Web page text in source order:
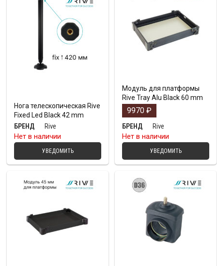
Нога телескопическая Rive
Fixed Led Black 42 mm
БРЕНД
Rive
Нет в наличии
УВЕДОМИТЬ
Модуль для платформы
Rive Tray Alu Black 60 mm
9970 ₽
БРЕНД
Rive
Нет в наличии
УВЕДОМИТЬ